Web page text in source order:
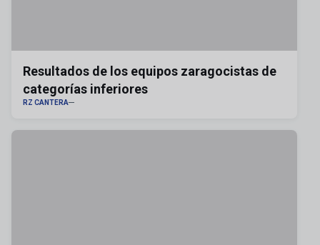
Resultados de los equipos zaragocistas de
categorías inferiores
RZ CANTERA